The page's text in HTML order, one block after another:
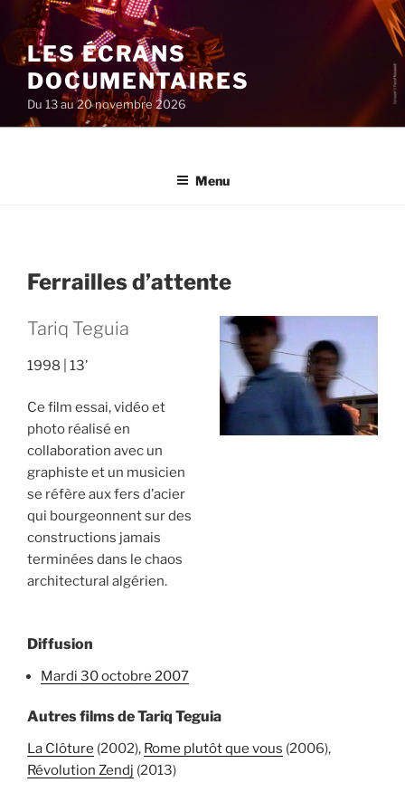
au
contenu
principal
LES ÉCRANS
DOCUMENTAIRES
Du 13 au 20 novembre 2026
Menu
Ferrailles d’attente
Tariq Teguia
1998 13’
Ce film essai, vidéo et
photo réalisé en
collaboration avec un
graphiste et un musicien
se réfère aux fers d’acier
qui bourgeonnent sur des
constructions jamais
terminées dans le chaos
architectural algérien.
Diffusion
mardi 30 octobre 2007
Autres films de Tariq Teguia
La Clôture (2002), Rome plutôt que vous (2006),
Révolution Zendj (2013)